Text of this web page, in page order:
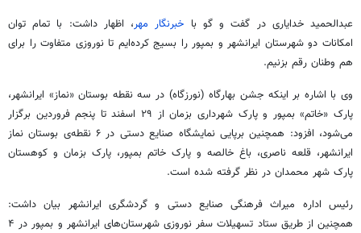
عبدالحمیدخدایاری در گفت وگو با خبرنگار مهر، اظهار داشت: با تمام توان
امکانات دو شهرستان ایرانشهر و بمپور را بسیج کرده‌ایم تا نوروزی متفاوت را برای
هم وطنان رقم بزنیم.
وی با اشاره بر اینکه جشن بهارگاه(نورزگاه) در سه نقطه بوستان «نماز» ایرانشهر،
پارک «خاتم» بمپور
و پارک شهرداری بزمان از ۲۹ اسفند تا پنجم فروردین برگزار
می‌شود، افزود: همچنین برپایی نمایشگاه صنایع دستی در ۶ نقطه‌ی بوستان نماز
ایرانشهر، قلعه ناصری، باغ خالصه و پارک خاتم بمپور، پارک بزمان و کوهستان
پارک شهر محمدان در نظر گرفته شده است.
رئیس اداره میراث فرهنگی صنایع دستی و گردشگری ایرانشهر بیان داشت:
همچنین از طریق ستاد تسهیلات سفر نوروزی شهرستان‌های ایرانشهر و بمپور
در ۴